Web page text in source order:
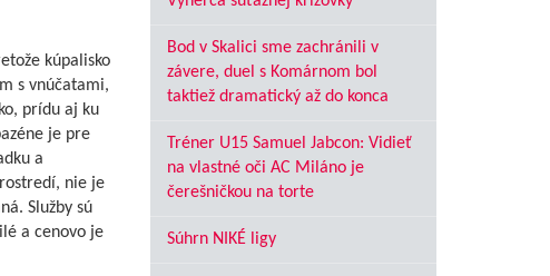
kúpalisko
s vnúčatami,
prídu aj ku
je pre
a
nie je
Služby sú
a cenovo je
Bod v Skalici sme zachránili v
závere, duel s Komárnom bol
taktiež dramatický až do konca
Tréner U15 Samuel Jabcon: Vidieť
na vlastné oči AC Miláno je
čerešničkou na torte
Súhrn NIKÉ ligy